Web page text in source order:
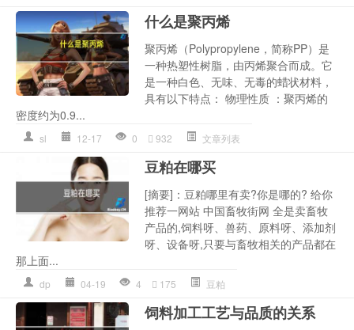
什么是聚丙烯
聚丙烯（Polypropylene，简称PP）是
一种热塑性树脂，由丙烯聚合而成。它
是一种白色、无味、无毒的蜡状材料，
具有以下特点： 物理性质 ：聚丙烯的
密度约为0.9...
sl 12-17 0 932 文章列表
豆粕在哪买
[摘要]：豆粕哪里有卖?你是哪的? 给你
推荐一网站 中国畜牧街网 全是卖畜牧
产品的,饲料呀、兽药、原料呀、添加剂
呀、设备呀,只要与畜牧相关的产品都在
那上面...
dp 04-19 4 175 豆粕
饲料加工工艺与品质的关系